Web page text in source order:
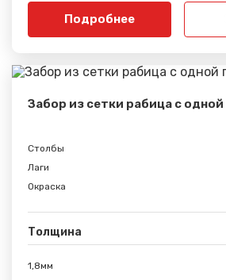
Подробнее
Забор из сетки рабица с
Столбы
Лаги
Окраска
Толщина
1,8мм